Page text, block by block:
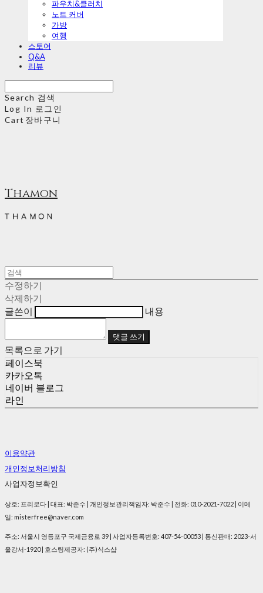
파우치&클러치
노트 커버
가방
여행
스토어
Q&A
리뷰
Search 검색
Log In 로그인
Cart 장바구니
Thamon
수정하기
삭제하기
글쓴이
내용
댓글 쓰기
목록으로 가기
페이스북
카카오톡
네이버 블로그
라인
이용약관
개인정보처리방침
사업자정보확인
상호: 프리로다 | 대표: 박준수 | 개인정보관리책임자: 박준수 | 전화: 010-2021-7022 | 이메
일: misterfree@naver.com
주소: 서울시 영등포구 국제금융로 39 | 사업자등록번호: 407-54-00053 | 통신판매: 2023-서
울강서-1920| 호스팅제공자: (주)식스샵